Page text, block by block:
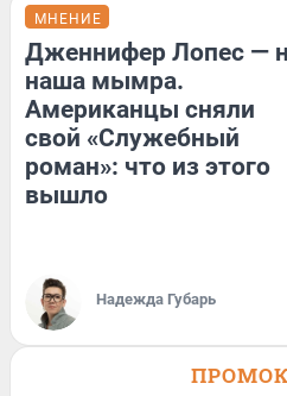
МНЕНИЕ
Дженнифер Лопес —
наша мымра.
Американцы сняли
свой «Служебный
роман»: что из этого
вышло
Надежда Губарь